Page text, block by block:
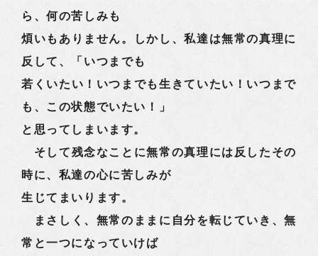
ら、何の苦しみも
煩いもありません。しかし、私達は無常の真理に
反して、「いつまでも
若くいたい！いつまでも生きていたい！いつまで
も、この状態でいたい！」
と思ってしまいます。
そして残念なことに無常の真理には反したその
時に、私達の心に苦しみが
生じてまいります。
まさしく、無常のままに自分を転じていき、無
常と一つになっていけば